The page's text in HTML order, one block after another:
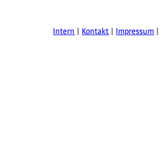
Intern Kontakt Impressum